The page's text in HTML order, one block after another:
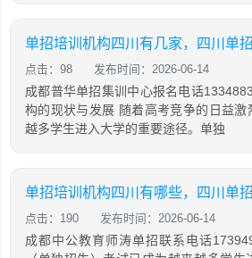
单招培训机构四川有几家，四川单
点击：98 发布时间：2026-06-14
成都普华单招集训中心报名电话
构的现状与发展 随着高考竞争的日益
越多学生进入大学的重要途径。单独
单招培训机构四川有哪些，四川单
点击：190 发布时间：2026-06-14
成都中公教育师涛单招联系电话